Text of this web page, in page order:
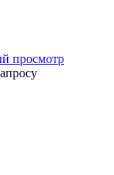
просмотр